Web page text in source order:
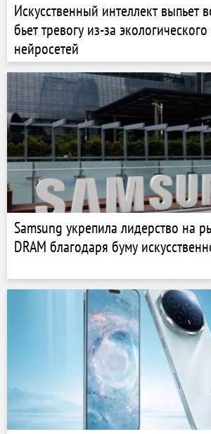
Искусственный интеллект выпьет
бьет тревогу из-за экологического
нейросетей
Samsung укрепила лидерство на
DRAM благодаря буму